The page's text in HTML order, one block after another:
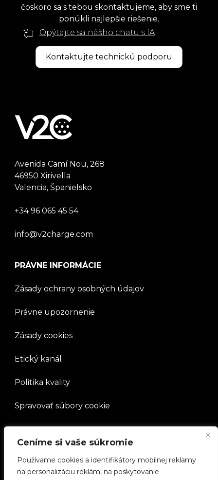
Ceníme si vaše súkromie
Používame cookies a identifikátory mobilnej reklamy
na personalizáciu reklám, na poskytovanie
čoskoro sa s tebou skontaktujeme, aby sme ti
ponúkli najlepšie riešenie.
Opýtajte sa nášho chatu s IA
Kontaktujte technickú podporu
Avenida Camí Nou, 268
46950 Xirivella
Valencia, Španielsko
+34 96 065 45 54
info@v2charge.com
PRÁVNE INFORMÁCIE
Zásady ochrany osobných údajov
Právne upozornenie
Zásady cookies
Etický kanál
Politika kvality
Spravovať súbory cookie
SPOLOČNOSŤ
Pracovať s nami